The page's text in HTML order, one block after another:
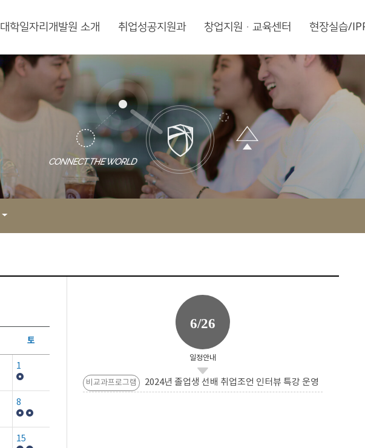
대학일자리개발원 소개 취업성공지원과 창업지원·교육센터 현장실습/
토
1
8
15
6/26
일정안내
비교과프로그램 2024년 졸업생 선배 취업조언 인터뷰 특강 운영